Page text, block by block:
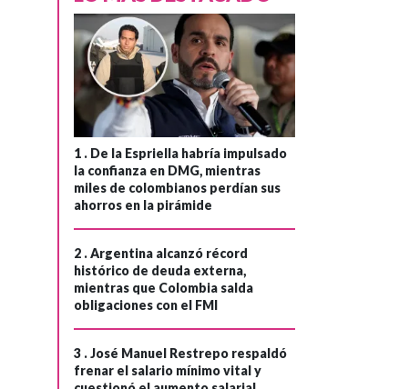
1 . De la Espriella habría impulsado
la confianza en DMG, mientras
miles de colombianos perdían sus
ahorros en la pirámide
2 .Argentina alcanzó récord
histórico de deuda externa,
mientras que Colombia salda
obligaciones con el FMI
3 .José Manuel Restrepo respaldó
frenar el salario mínimo vital y